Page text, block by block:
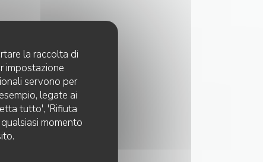
la raccolta di
impostazione
servono per
legate ai
tutto', 'Rifiuta
momento